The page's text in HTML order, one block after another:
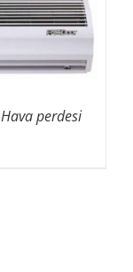
Hava perdesi